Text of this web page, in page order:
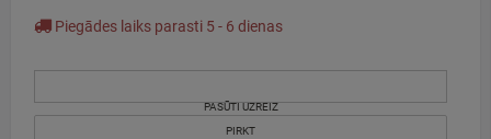
Piegādes laiks parasti 5 - 6 dienas
PASŪTI UZREIZ
PIRKT